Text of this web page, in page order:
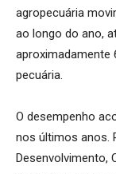
agropecuária
ao longo do ano,
aproximadamente
pecuária.
O desempenho
nos últimos anos.
Desenvolvimento,